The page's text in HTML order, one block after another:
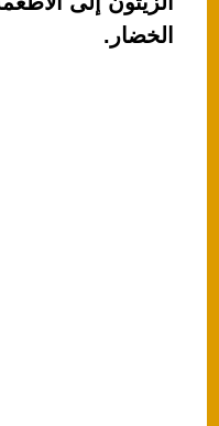
الخضار.